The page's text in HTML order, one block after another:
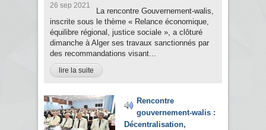
26 sep 2021
La rencontre Gouvernement-walis,
inscrite sous le thème « Relance économique,
équilibre régional, justice sociale », a clôturé
dimanche à Alger ses travaux sanctionnés par
des recommandations visant...
lire la suite
Rencontre
gouvernement-walis :
Décentralisation,